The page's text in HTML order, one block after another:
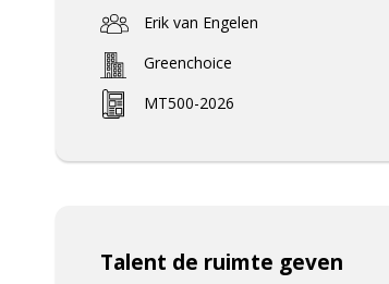
Erik van Engelen
Greenchoice
MT500-2026
Talent de ruimte geven